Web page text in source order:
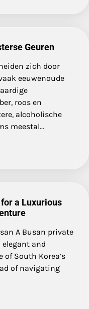
Geuren
zich door
eeuwenoude
roos en
alcoholische
meestal…
a Luxurious
A Busan private
and
of South Korea’s
of navigating